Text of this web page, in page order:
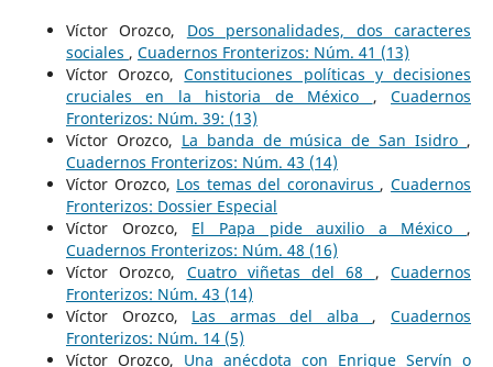
Víctor Orozco, Dos personalidades, dos caracteres
sociales , Cuadernos Fronterizos: Núm. 41 (13)
Víctor Orozco,Constituciones políticas y decisiones
cruciales en la historia de México ,Cuadernos
Fronterizos: Núm. 39: (13)
Víctor Orozco, La banda de música de San Isidro ,
Cuadernos Fronterizos: Núm. 43 (14)
Víctor Orozco, Los temas del coronavirus ,Cuadernos
Fronterizos: Dossier Especial
Víctor Orozco, El Papa pide auxilio a México ,
Cuadernos Fronterizos: Núm. 48 (16)
Víctor Orozco, Cuatro viñetas del 68 ,Cuadernos
Fronterizos: Núm. 43 (14)
Víctor Orozco, Las armas del alba ,Cuadernos
Fronterizos: Núm. 14 (5)
Víctor Orozco, Una anécdota con Enrique Servín o